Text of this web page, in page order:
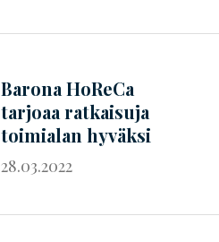
Barona HoReCa
tarjoaa ratkaisuja
toimialan hyväksi
28.03.2022